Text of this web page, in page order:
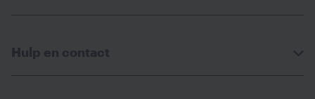
Hulp en contact